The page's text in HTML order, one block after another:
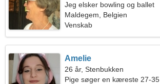
Jeg elsker bowling og ballet
Maldegem, Belgien
Venskab
Amelie
26 år, Stenbukken
Pige søger en kæreste 27-35